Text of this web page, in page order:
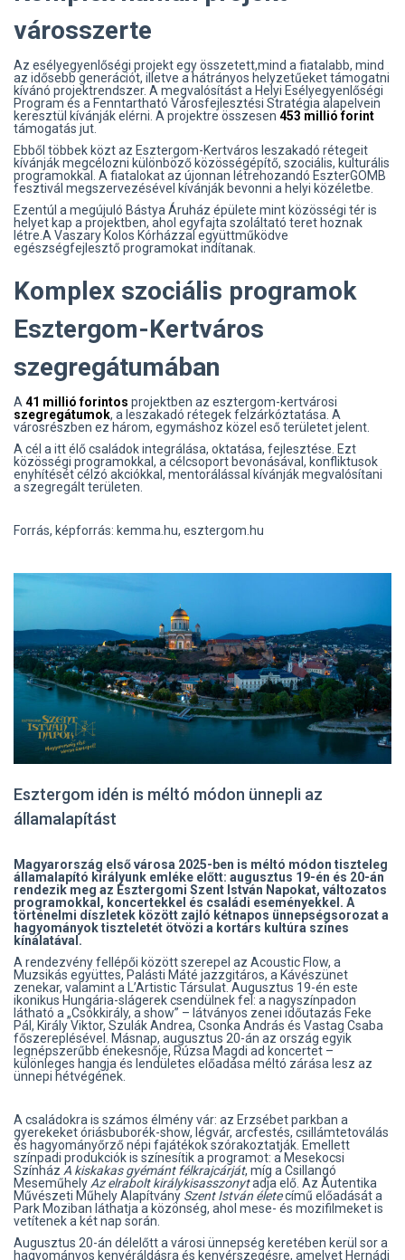
városszerte
Az esélyegyenlőségi projekt egy összetett,mind a fiatalabb, mind
az idősebb generációt, illetve a hátrányos helyzetűeket támogatni
kívánó projektrendszer. A megvalósítást a Helyi Esélyegyenlőségi
Program és a Fenntartható Városfejlesztési Stratégia alapelvein
keresztül kívánják elérni. A projektre összesen 453 millió forint
támogatás jut.
Ebből többek közt az Esztergom-Kertváros leszakadó rétegeit
kívánják megcélozni különböző közösségépítő, szociális, kulturális
programokkal. A fiatalokat az újonnan létrehozandó EszterGOMB
fesztivál megszervezésével kívánják bevonni a helyi közéletbe.
Ezentúl a megújuló Bástya Áruház épülete mint közösségi tér is
helyet kap a projektben, ahol egyfajta szoláltató teret hoznak
létre.A Vaszary Kolos Kórházzal együttműködve
egészségfejlesztő programokat indítanak.
Komplex szociális programok
Esztergom-Kertváros
szegregátumában
A 41 millió forintos projektben az esztergom-kertvárosi
szegregátumok, a leszakadó rétegek felzárkóztatása. A
városrészben ez három, egymáshoz közel eső területet jelent.
A cél a itt élő családok integrálása, oktatása, fejlesztése. Ezt
közösségi programokkal, a célcsoport bevonásával, konfliktusok
enyhítését célzó akciókkal, mentorálással kívánják megvalósítani
a szegregált területen.
Forrás, képforrás: kemma.hu, esztergom.hu
Esztergom idén is méltó módon ünnepli az
államalapítást
Magyarország első városa 2025-ben is méltó módon tiszteleg
államalapító királyunk emléke előtt: augusztus 19-én és 20-án
rendezik meg az Esztergomi Szent István Napokat, változatos
programokkal, koncertekkel és családi eseményekkel. A
történelmi díszletek között zajló kétnapos ünnepségsorozat a
hagyományok tiszteletét ötvözi a kortárs kultúra színes
kínálatával.
A rendezvény fellépői között szerepel az Acoustic Flow, a
Muzsikás együttes, Palásti Máté jazzgitáros, a Kávészünet
zenekar, valamint a L’Artistic Társulat. Augusztus 19-én este
ikonikus Hungária-slágerek csendülnek fel: a nagyszínpadon
látható a „Csókkirály, a show” – látványos zenei időutazás Feke
Pál, Király Viktor, Szulák Andrea, Csonka András és Vastag Csaba
főszereplésével. Másnap, augusztus 20-án az ország egyik
legnépszerűbb énekesnője, Rúzsa Magdi ad koncertet –
különleges hangja és lendületes előadása méltó zárása lesz az
ünnepi hétvégének.
A családokra is számos élmény vár: az Erzsébet parkban a
gyerekeket óriásbuborék-show, légvár, arcfestés, csillámtetoválás
és hagyományőrző népi fajátékok szórakoztatják. Emellett
színpadi produkciók is színesítik a programot: a Mesekocsi
Színház A kiskakas gyémánt félkrajcárját, míg a Csillangó
Meseműhely Az elrabolt királykisasszonytadja elő. Az Autentika
Művészeti Műhely Alapítvány Szent István életecímű előadását a
Park Moziban láthatja a közönség, ahol mese- és mozifilmeket is
vetítenek a két nap során.
Augusztus 20-án délelőtt a városi ünnepség keretében kerül sor a
hagyományos kenyéráldásra és kenyérszegésre, amelyet Hernádi